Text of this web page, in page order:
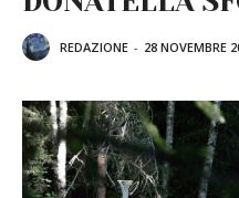
REDAZIONE - 28 NOVEMBRE